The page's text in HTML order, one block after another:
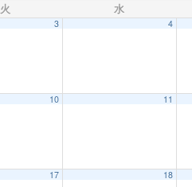
火 水
3 4
10 11
17 18